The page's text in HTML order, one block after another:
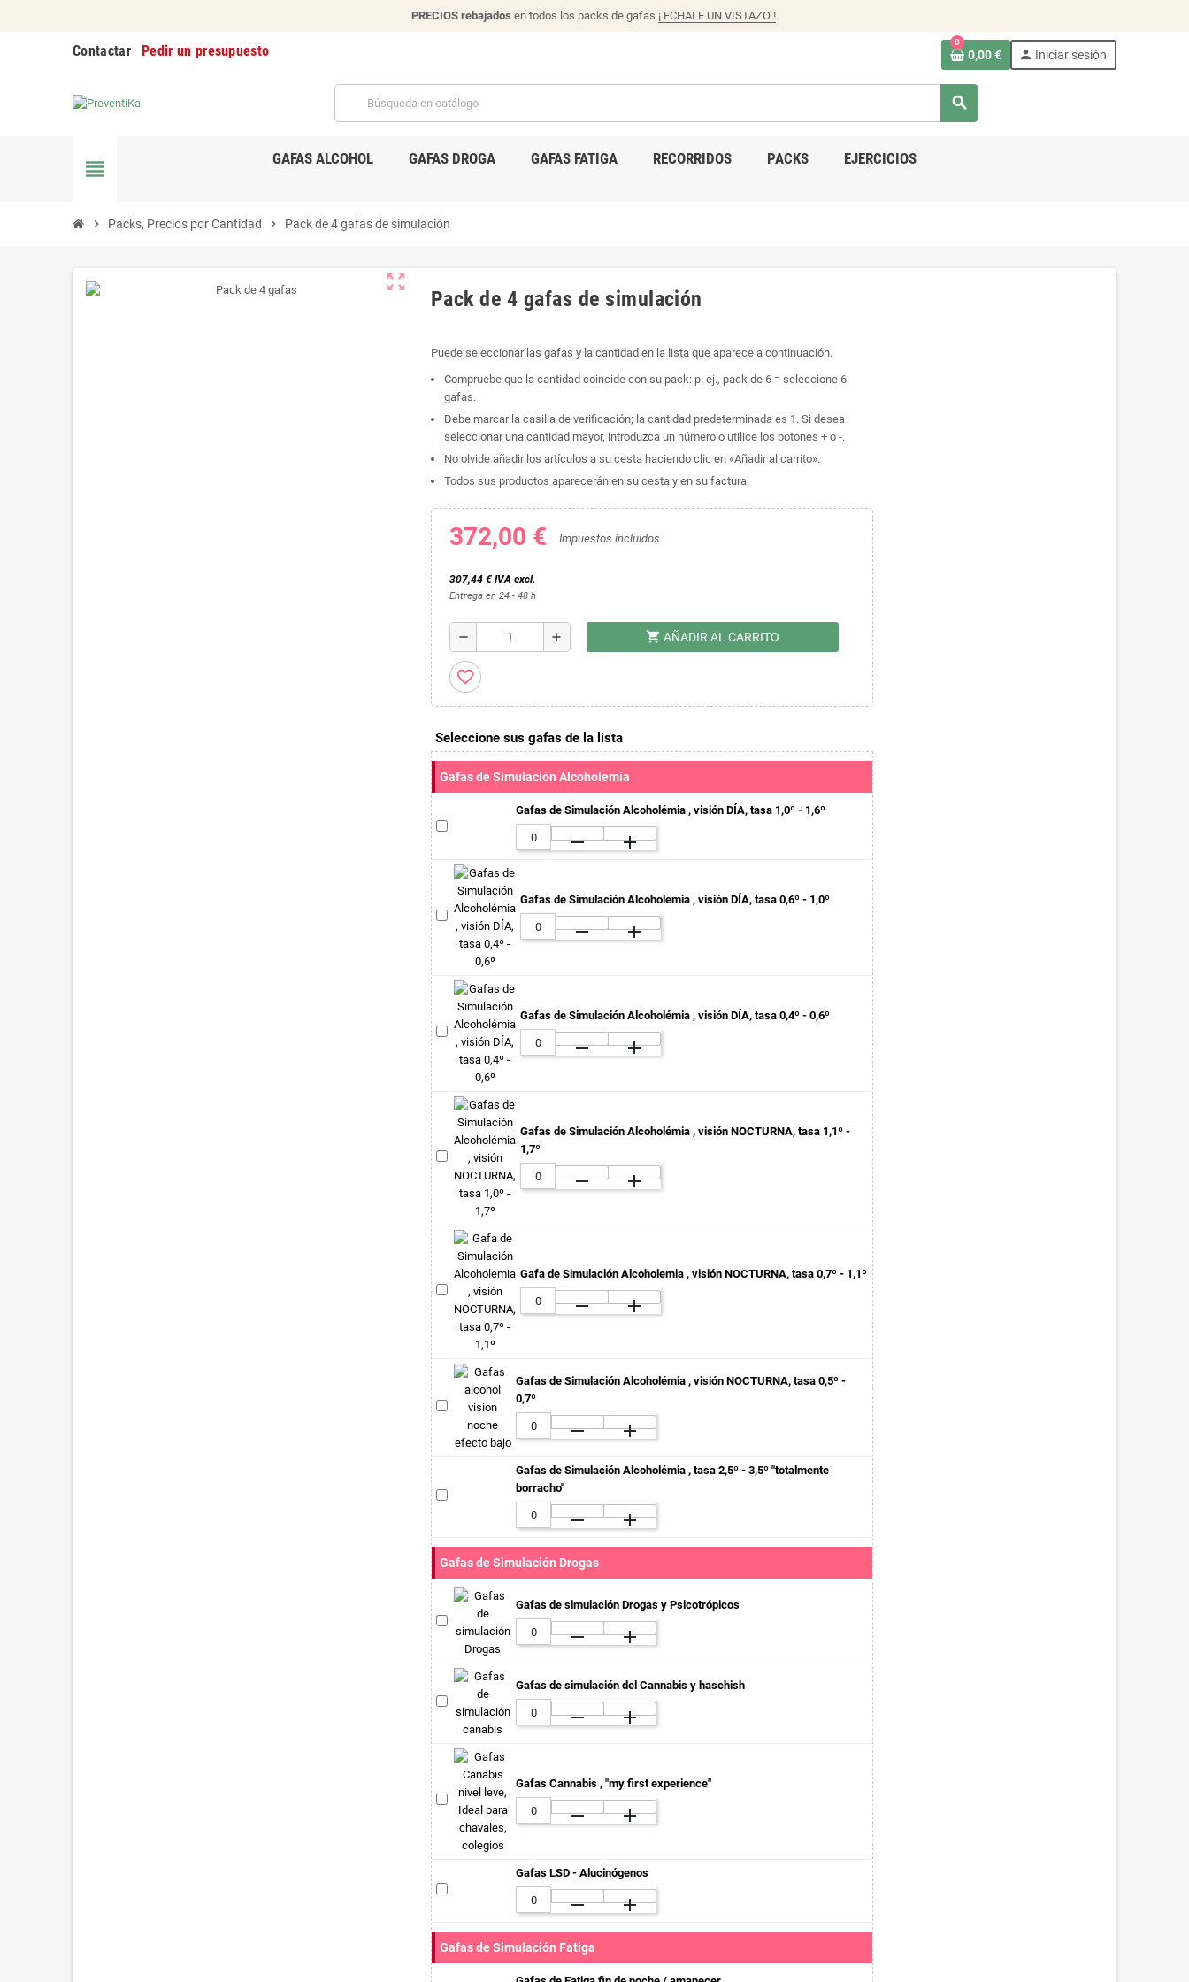
PRECIOS rebajados en todos los packs de gafas ¡ ECHALE UN VISTAZO !.
Contactar Pedir un presupuesto
0
0,00 € person Iniciar sesión
search
view_headline GAFAS ALCOHOL GAFAS DROGA GAFAS FATIGA RECORRIDOS PACKS EJERCICIOS
chevron_right Packs, Precios por Cantidad chevron_right Pack de 4 gafas de simulación
zoom_out_map
Pack de 4 gafas de simulación
Puede seleccionar las gafas y la cantidad en la lista que aparece a continuación.
Compruebe que la cantidad coincide con su pack: p. ej., pack de 6 = seleccione 6
gafas.
Debe marcar la casilla de verificación; la cantidad predeterminada es 1. Si desea
seleccionar una cantidad mayor, introduzca un número o utilice los botones + o -.
No olvide añadir los artículos a su cesta haciendo clic en «Añadir al carrito».
Todos sus productos aparecerán en su cesta y en su factura.
372,00 € Impuestos incluidos
307,44 € IVA excl.
Entrega en 24 - 48 h
remove add shopping_cart AÑADIR AL CARRITO
favorite_border
Seleccione sus gafas de la lista
Gafas de Simulación Alcoholemia
Gafas de Simulación Alcoholémia , visión DÍA, tasa 1,0º - 1,6º
remove add
Gafas de Simulación Alcoholemia , visión DÍA, tasa 0,6º - 1,0º
remove add
Gafas de Simulación Alcoholémia , visión DÍA, tasa 0,4º - 0,6º
remove add
Gafas de Simulación Alcoholémia , visión NOCTURNA, tasa 1,1º -
1,7º
remove add
Gafa de Simulación Alcoholemia , visión NOCTURNA, tasa 0,7º - 1,1º
remove add
Gafas de Simulación Alcoholémia , visión NOCTURNA, tasa 0,5º -
0,7º
remove add
Gafas de Simulación Alcoholémia , tasa 2,5º - 3,5º "totalmente
borracho"
remove add
Gafas de Simulación Drogas
Gafas de simulación Drogas y Psicotrópicos
remove add
Gafas de simulación del Cannabis y haschish
remove add
Gafas Cannabis , "my first experience"
remove add
Gafas LSD - Alucinógenos
remove add
Gafas de Simulación Fatiga